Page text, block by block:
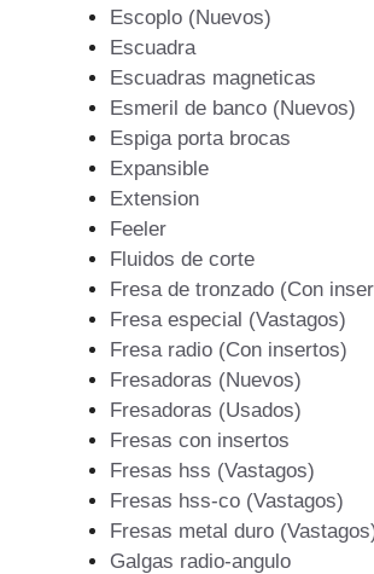
Escoplo (Nuevos)
Escuadra
Escuadras magneticas
Esmeril de banco (Nuevos)
Espiga porta brocas
Expansible
Extension
Feeler
Fluidos de corte
Fresa de tronzado (Con
Fresa especial (Vastagos)
Fresa radio (Con insertos)
Fresadoras (Nuevos)
Fresadoras (Usados)
Fresas con insertos
Fresas hss (Vastagos)
Fresas hss-co (Vastagos)
Fresas metal duro
Galgas radio-angulo